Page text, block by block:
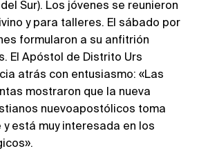
Sur). Los jóvenes se reunieron
y para talleres. El sábado por
formularon a su anfitrión
El Apóstol de Distrito Urs
atrás con entusiasmo: «Las
mostraron que la nueva
nuevoapostólicos toma
y está muy interesada en los